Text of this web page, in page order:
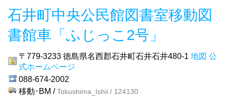
石井町中央公民館図書室移動図
書館車「ふじっこ2号」
〒779-3233 徳島県名西郡石井町石井石井480-1 地図 公
式ホームページ
088-674-2002
移動･BM / Tokushima_Ishii / 124130